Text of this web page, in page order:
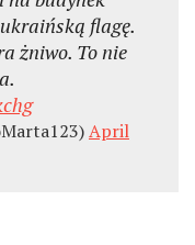
flagę.
żniwo. To nie
April